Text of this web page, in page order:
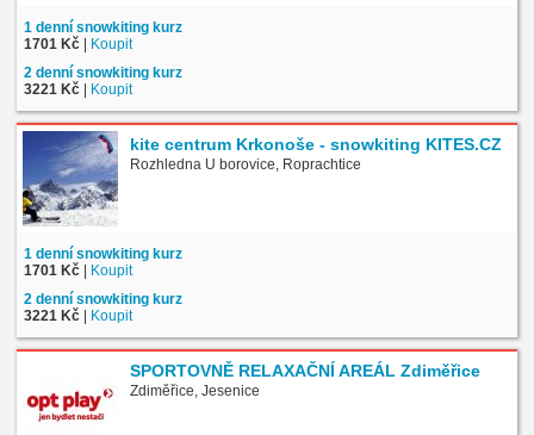
1 denní snowkiting kurz
1701 Kč | Koupit
2 denní snowkiting kurz
3221 Kč | Koupit
kite centrum Krkonoše - snowkiting KITES.CZ
Rozhledna U borovice, Roprachtice
1 denní snowkiting kurz
1701 Kč | Koupit
2 denní snowkiting kurz
3221 Kč | Koupit
SPORTOVNĚ RELAXAČNÍ AREÁL Zdiměřice
Zdiměřice, Jesenice